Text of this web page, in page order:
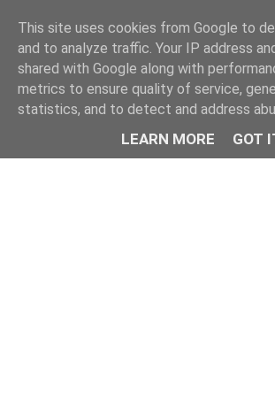
This site uses cookies from Google to
and to analyze traffic. Your IP address
shared with Google along with
metrics to ensure quality of service,
statistics, and to detect and address
LEARN MORE GOT